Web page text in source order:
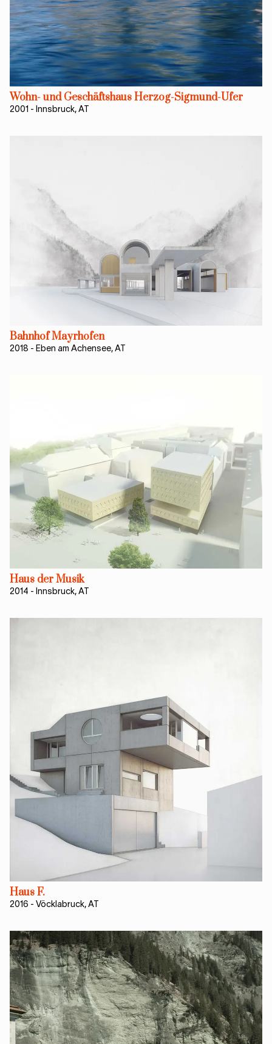
Wohn- und Geschäftshaus Herzog-Sigmund-Ufer
2001 - Innsbruck, AT
Bahnhof Mayrhofen
2018 - Eben am Achensee, AT
Haus der Musik
2014 - Innsbruck, AT
Haus F.
2016 - Vöcklabruck, AT